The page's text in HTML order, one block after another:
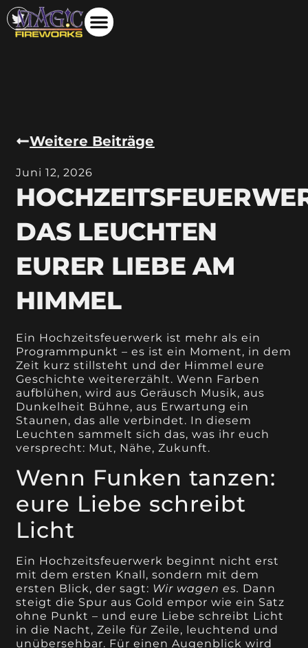
Weitere Beiträge
Juni 12, 2026
DAS LEUCHTEN
EURER LIEBE AM
HIMMEL
Ein Hochzeitsfeuerwerk ist mehr als ein
Programmpunkt – es ist ein Moment, in dem
Zeit kurz stillsteht und der Himmel eure
Geschichte weitererzählt. Wenn Farben
aufblühen, wird aus Geräusch Musik, aus
Dunkelheit Bühne, aus Erwartung ein
Staunen, das alle verbindet. In diesem
Leuchten sammelt sich das, was ihr euch
versprecht: Mut, Nähe, Zukunft.
Wenn Funken tanzen:
eure Liebe schreibt
Licht
Ein Hochzeitsfeuerwerk beginnt nicht erst
mit dem ersten Knall, sondern mit dem
ersten Blick, der sagt: Wir wagen es. Dann
steigt die Spur aus Gold empor wie ein Satz
ohne Punkt – und eure Liebe schreibt Licht
in die Nacht, Zeile für Zeile, leuchtend und
unübersehbar. Für einen Augenblick wird